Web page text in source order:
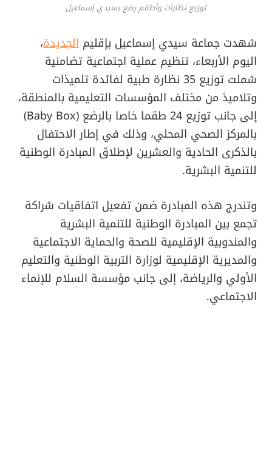
توزيع نظارات وأطقم رضع بسيدي إسماعيل
شهدت جماعة سيدي إسماعيل بإقليم الجديدة،
اليوم الأربعاء، تنظيم عملية اجتماعية تضامنية
شملت توزيع 35 نظارة طبية لفائدة تلميذات
وتلاميذ من مختلف المؤسسات التعليمية بالمنطقة،
إلى جانب توزيع 24 طقما خاصا بالرضع (Baby Box)
بالمركز الصحي المحلي، وذلك في إطار الاحتفال
بالذكرى الحادية والعشرين لإطلاق المبادرة الوطنية
للتنمية البشرية.
وتندرج هذه المبادرة ضمن تفعيل اتفاقيات شراكة
تجمع بين المبادرة الوطنية للتنمية البشرية
والمندوبية الإقليمية للصحة والحماية الاجتماعية
والمديرية الإقليمية لوزارة التربية الوطنية والتعليم
الأولي والرياضة، إلى جانب مؤسسة السلام للإنماء
الاجتماعي.